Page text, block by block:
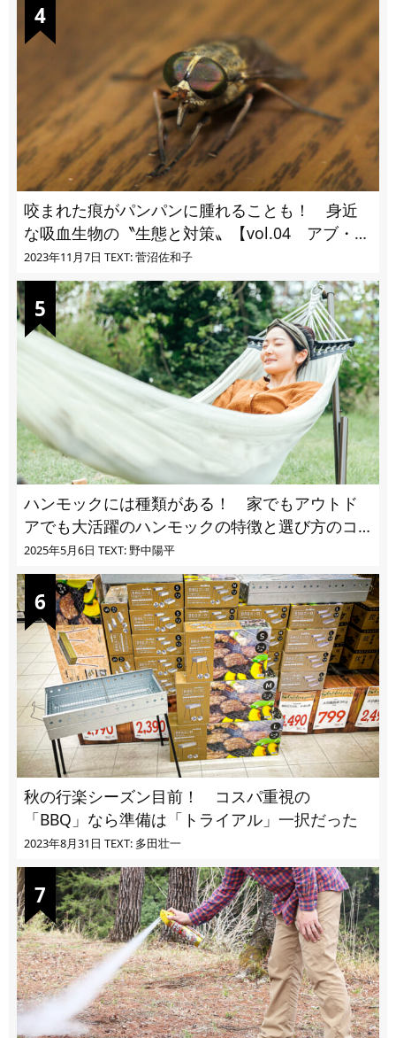
咬まれた痕がパンパンに腫れることも！ 身近
な吸血生物の〝生態と対策〟【vol.04 アブ・ブ
ユ・ヌカカ】
2023年11月7日 TEXT: 菅沼佐和子
ハンモックには種類がある！ 家でもアウトド
アでも大活躍のハンモックの特徴と選び方のコ
ツとは
2025年5月6日 TEXT: 野中陽平
秋の行楽シーズン目前！ コスパ重視の
「BBQ」なら準備は「トライアル」一択だった
2023年8月31日 TEXT: 多田壮一